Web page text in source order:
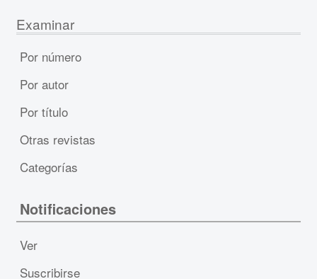
Examinar
Por número
Por autor
Por título
Otras revistas
Categorías
Notificaciones
Ver
Suscribirse